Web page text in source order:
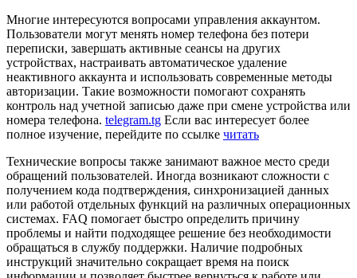
Многие интересуются вопросами управления аккаунтом.
Пользователи могут менять номер телефона без потери
переписки, завершать активные сеансы на других
устройствах, настраивать автоматическое удаление
неактивного аккаунта и использовать современные методы
авторизации. Такие возможности помогают сохранять
контроль над учетной записью даже при смене устройства или
номера телефона. telegram.tg Если вас интересует более
полное изучение, перейдите по ссылке читать
Технические вопросы также занимают важное место среди
обращений пользователей. Иногда возникают сложности с
получением кода подтверждения, синхронизацией данных
или работой отдельных функций на различных операционных
системах. FAQ помогает быстро определить причину
проблемы и найти подходящее решение без необходимости
обращаться в службу поддержки. Наличие подробных
инструкций значительно сокращает время на поиск